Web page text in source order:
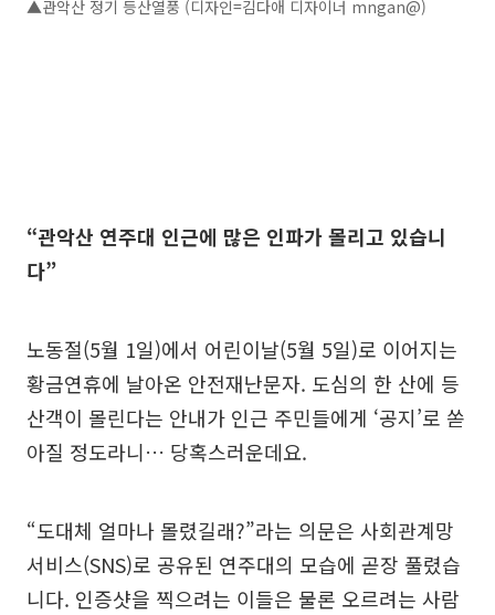
▲관악산 정기 등산열풍 (디자인=김다애 디자이너 mngan@)
“관악산 연주대 인근에 많은 인파가 몰리고 있습니
다”
노동절(5월 1일)에서 어린이날(5월 5일)로 이어지는
황금연휴에 날아온 안전재난문자. 도심의 한 산에 등
산객이 몰린다는 안내가 인근 주민들에게 ‘공지’로 쏟
아질 정도라니… 당혹스러운데요.
“도대체 얼마나 몰렸길래?”라는 의문은 사회관계망
서비스(SNS)로 공유된 연주대의 모습에 곧장 풀렸습
니다. 인증샷을 찍으려는 이들은 물론 오르려는 사람